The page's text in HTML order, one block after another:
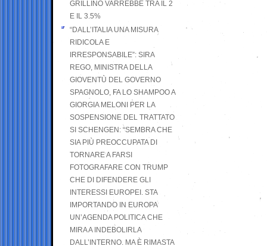
GRILLINO VARREBBE TRA IL 2
E IL 3.5%
“DALL’ITALIA UNA MISURA
RIDICOLA E
IRRESPONSABILE”: SIRA
REGO, MINISTRA DELLA
GIOVENTÙ DEL GOVERNO
SPAGNOLO, FA LO SHAMPOO A
GIORGIA MELONI PER LA
SOSPENSIONE DEL TRATTATO
SI SCHENGEN: “SEMBRA CHE
SIA PIÙ PREOCCUPATA DI
TORNARE A FARSI
FOTOGRAFARE CON TRUMP
CHE DI DIFENDERE GLI
INTERESSI EUROPEI. STA
IMPORTANDO IN EUROPA
UN’AGENDA POLITICA CHE
MIRA A INDEBOLIRLA
DALL’INTERNO. MA È RIMASTA